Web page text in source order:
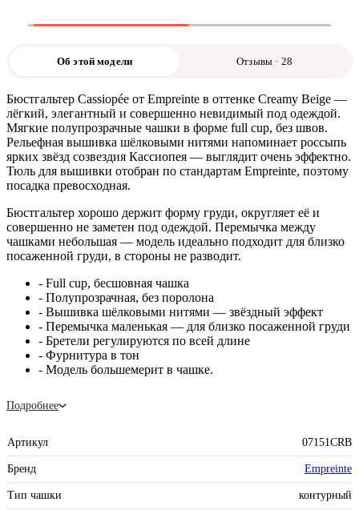
Об этой модели Отзывы · 28
Бюстгальтер Cassiopée от Empreinte в оттенке Creamy Beige —
лёгкий, элегантный и совершенно невидимый под одеждой.
Мягкие полупрозрачные чашки в форме full cup, без швов.
Рельефная вышивка шёлковыми нитями напоминает россыпь
ярких звёзд созвездия Кассиопея — выглядит очень эффектно.
Тюль для вышивки отобран по стандартам Empreinte, поэтому
посадка превосходная.
Бюстгальтер хорошо держит форму груди, округляет её и
совершенно не заметен под одеждой. Перемычка между
чашками небольшая — модель идеально подходит для близко
посаженной груди, в стороны не разводит.
- Full cup, бесшовная чашка
- Полупрозрачная, без поролона
- Вышивка шёлковыми нитями — звёздный эффект
- Перемычка маленькая — для близко посаженной груди
- Бретели регулируются по всей длине
- Фурнитура в тон
- Модель большемерит в чашке.
Подробнее
Артикул 07151CRB
Бренд Empreinte
Тип чашки контурный